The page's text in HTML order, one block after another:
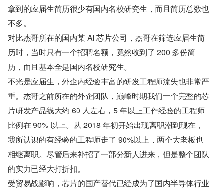
拿到的应届生简历很少有国内名校研究生，而且简历总数也
不多。
对比杰哥所在的国内某 AI 芯片公司，杰哥在筛选应届生简
历时，当时只有一个招聘名额，竟然收到了 200 多份简
历，而且基本全是国内名校研究生。
不光是应届生，外企内经验丰富的研发工程师流失也非常严
重。杰哥之前所在的外企团队，巅峰时期我们一个完整的芯
片研发产品线大约 60 人左右，5 年以上工作经验的工程师
比例在 90% 以上。从 2018 年初开始出现离职潮到现在，
我所认识的有经验的工程师走了 90%以上，两个大老板也
相继离职。尽管后来补招了一部分新人进来，但是整个团队
的实力已经大打折扣。
受贸易战影响，芯片的国产替代已经成为了国内半导体行业